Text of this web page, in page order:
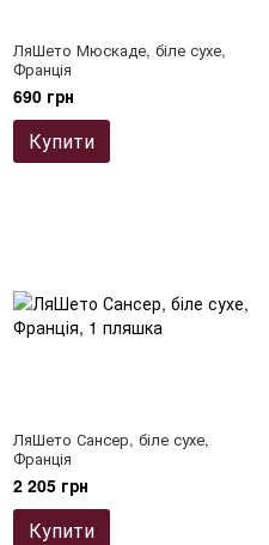
ЛяШето Мюскаде, біле сухе,
Франція
690 грн
Купити
ЛяШето Сансер, біле сухе,
Франція
2 205 грн
Купити